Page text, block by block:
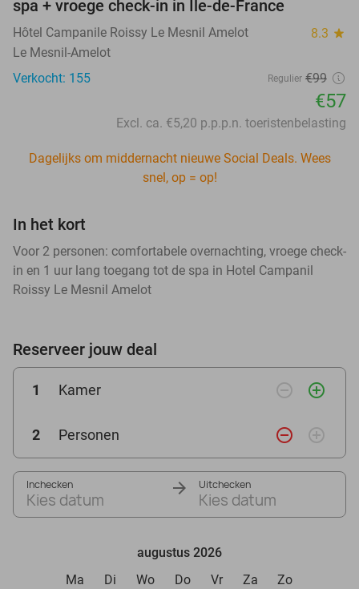
spa + vroege check-in in Île-de-France
Hôtel Campanile Roissy Le Mesnil Amelot 8.3 star
Le Mesnil-Amelot
Verkocht: 155
Regulier €99
€57
Excl. ca. €5,20 p.p.p.n. toeristenbelasting
Dagelijks om middernacht nieuwe Social Deals. Wees
snel, op = op!
In het kort
Voor 2 personen: comfortabele overnachting, vroege check-
in en 1 uur lang toegang tot de spa in Hotel Campanil
Roissy Le Mesnil Amelot
Reserveer jouw deal
1 Kamer remove_circle_outline add_circle_outline
2 Personen remove_circle_outline add_circle_outline
Inchecken
Kies datum
Uitchecken
Kies datum
augustus 2026
Ma
Di Wo Do Vr Za Zo